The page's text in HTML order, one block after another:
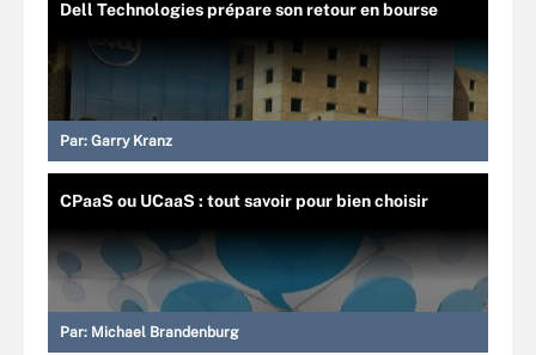
Dell Technologies prépare son retour en bourse
Par: Garry Kranz
CPaaS ou UCaaS : tout savoir pour bien choisir
Par: Michael Brandenburg